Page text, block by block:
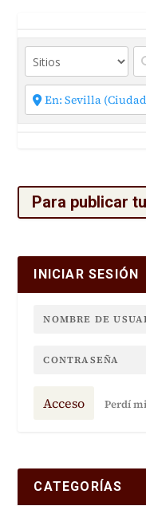
Para publicar
INICIAR SESIÓN
Acceso Perdí
CATEGORÍAS